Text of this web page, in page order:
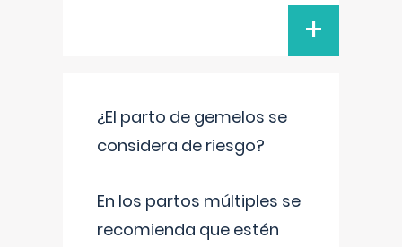
+
¿El parto de gemelos se
considera de riesgo?
En los partos múltiples se
recomienda que estén